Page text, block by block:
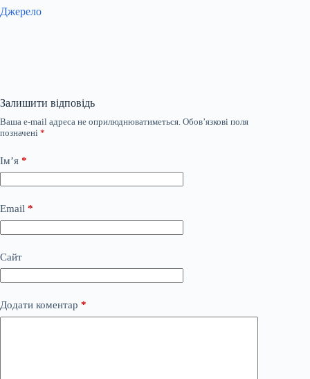
Джерело
Залишити відповідь
Ваша e-mail адреса не оприлюднюватиметься. Обов’язкові поля
позначені *
Ім’я *
Email *
Сайт
Додати коментар *